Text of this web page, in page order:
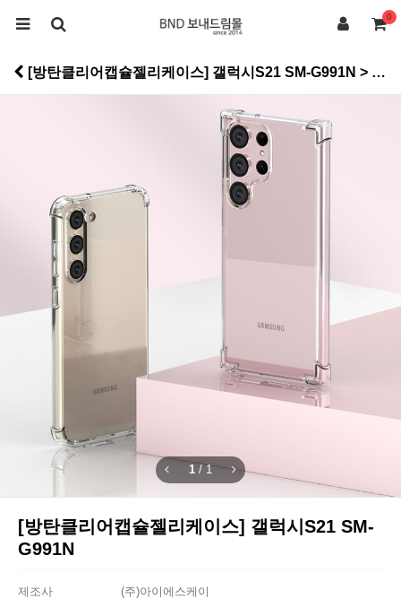
0
[방탄클리어캡슐젤리케이스] 갤럭시S21 SM-G991N > 범퍼젤리케이스
1 / 1
[방탄클리어캡슐젤리케이스] 갤럭시S21 SM-
G991N
제조사
(주)아이에스케이